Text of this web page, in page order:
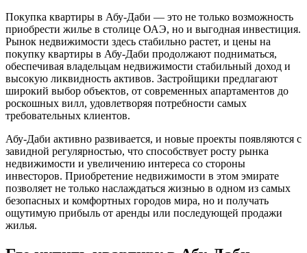
Покупка квартиры в Абу-Даби — это не только возможность
приобрести жилье в столице ОАЭ, но и выгодная инвестиция.
Рынок недвижимости здесь стабильно растет, и цены на
покупку квартиры в Абу-Даби продолжают подниматься,
обеспечивая владельцам недвижимости стабильный доход и
высокую ликвидность активов. Застройщики предлагают
широкий выбор объектов, от современных апартаментов до
роскошных вилл, удовлетворяя потребности самых
требовательных клиентов.
Абу-Даби активно развивается, и новые проекты появляются с
завидной регулярностью, что способствует росту рынка
недвижимости и увеличению интереса со стороны
инвесторов. Приобретение недвижимости в этом эмирате
позволяет не только наслаждаться жизнью в одном из самых
безопасных и комфортных городов мира, но и получать
ощутимую прибыль от аренды или последующей продажи
жилья.